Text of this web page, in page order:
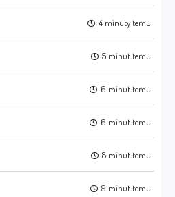
4 minuty temu
5 minut temu
6 minut temu
6 minut temu
8 minut temu
9 minut temu